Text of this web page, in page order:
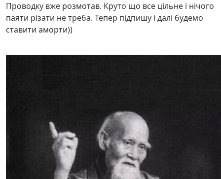
Проводку вже розмотав. Круто що все цільне і нічого
паяти різати не треба. Тепер підпишу і далі будемо
ставити аморти))